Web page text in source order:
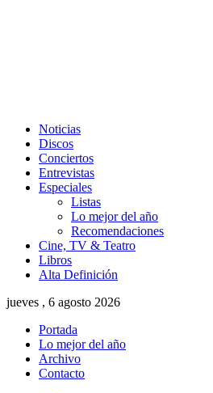
Noticias
Discos
Conciertos
Entrevistas
Especiales
Listas
Lo mejor del año
Recomendaciones
Cine, TV & Teatro
Libros
Alta Definición
jueves , 6 agosto 2026
Portada
Lo mejor del año
Archivo
Contacto